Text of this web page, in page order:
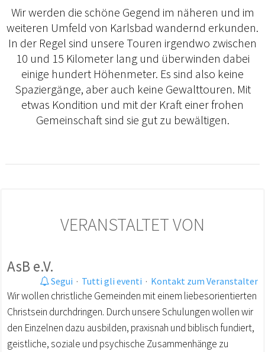
Wir werden die schöne Gegend im näheren und im
weiteren Umfeld von Karlsbad wandernd erkunden.
In der Regel sind unsere Touren irgendwo zwischen
10 und 15 Kilometer lang und überwinden dabei
einige hundert Höhenmeter. Es sind also keine
Spaziergänge, aber auch keine Gewalttouren. Mit
etwas Kondition und mit der Kraft einer frohen
Gemeinschaft sind sie gut zu bewältigen.
VERANSTALTET VON
AsB e.V.
Segui · Tutti gli eventi · Kontakt zum Veranstalter
Wir wollen christliche Gemeinden mit einem liebesorientierten
Christsein durchdringen. Durch unsere Schulungen wollen wir
den Einzelnen dazu ausbilden, praxisnah und biblisch fundiert,
geistliche, soziale und psychische Zusammenhänge zu